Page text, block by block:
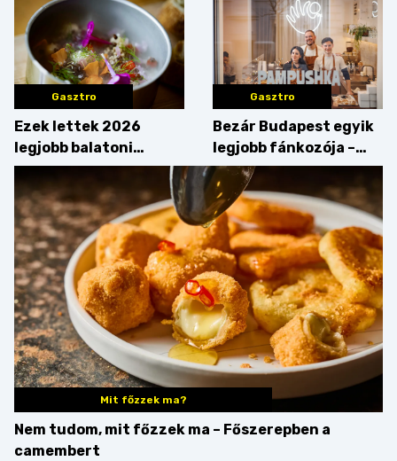
Gasztro
Ezek lettek 2026
legjobb balatoni
strandételei –
végigkóstoltuk a
győzteseket
Gasztro
Bezár Budapest egyik
legjobb fánkozója –
búcsúzik a Pampushka
Mit főzzek ma?
Nem tudom, mit főzzek ma – Főszerepben a
camembert